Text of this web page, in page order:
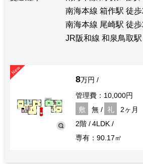
南海本線 箱作駅 徒
南海本線 尾崎駅 徒
JR阪和線 和泉鳥取
8万円
管理費：10,000円
敷
無 礼
2ヶ月
2階
4LDK
専有：90.17㎡